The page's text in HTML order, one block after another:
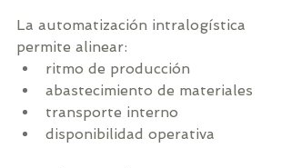
La automatización intralogística
permite alinear:
ritmo de producción
abastecimiento de materiales
transporte interno
disponibilidad operativa